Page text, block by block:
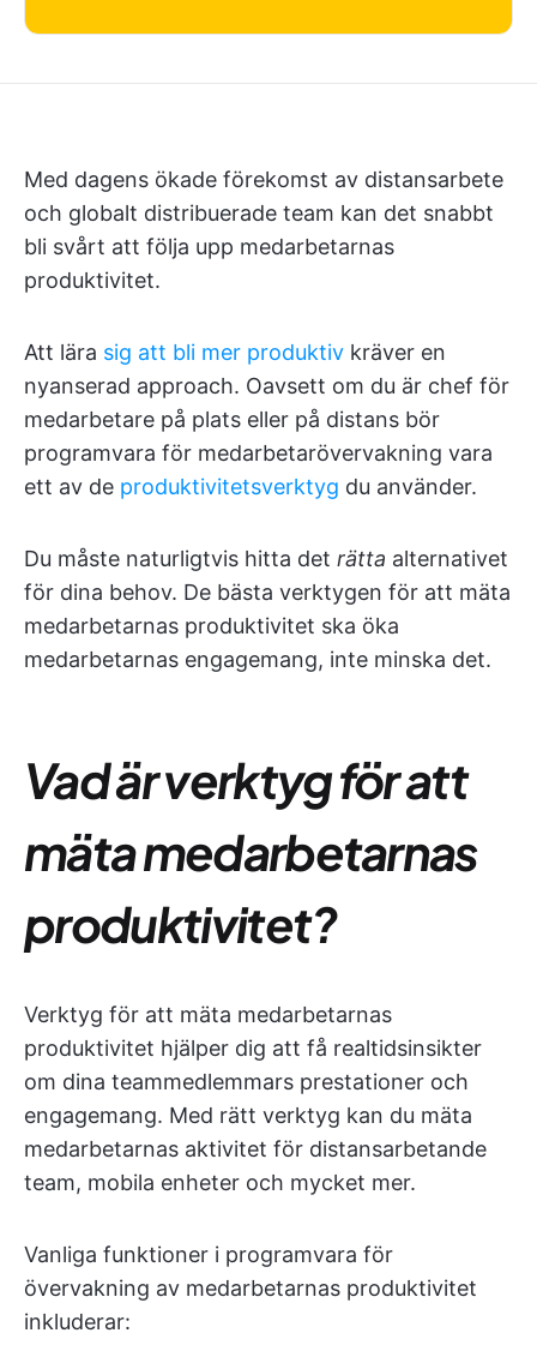
Med dagens ökade förekomst av distansarbete
och globalt distribuerade team kan det snabbt
bli svårt att följa upp medarbetarnas
produktivitet.
Att lära sig att bli mer produktiv kräver en
nyanserad approach. Oavsett om du är chef för
medarbetare på plats eller på distans bör
programvara för medarbetarövervakning vara
ett av de produktivitetsverktyg du använder.
Du måste naturligtvis hitta det rätta alternativet
för dina behov. De bästa verktygen för att mäta
medarbetarnas produktivitet ska öka
medarbetarnas engagemang, inte minska det.
Vad är verktyg för att
mäta medarbetarnas
produktivitet?
Verktyg för att mäta medarbetarnas
produktivitet hjälper dig att få realtidsinsikter
om dina teammedlemmars prestationer och
engagemang. Med rätt verktyg kan du mäta
medarbetarnas aktivitet för distansarbetande
team, mobila enheter och mycket mer.
Vanliga funktioner i programvara för
övervakning av medarbetarnas produktivitet
inkluderar: